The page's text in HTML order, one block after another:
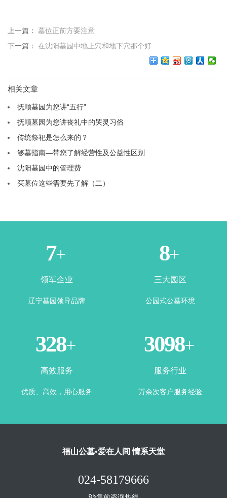
上一篇： 墓位正前方要注意
下一篇： 在沈阳墓园中地上穴和地下穴那个好
相关文章
抚顺墓园为您讲“五行”
抚顺墓园为您讲丧礼中的哭灵习俗
传统祭祀是怎么来的？
够墓指南—带您了解经营性及公益性区别
沈阳墓园中的管理费
买墓位这些需要先了解（二）
2+
领军企业
辽宁墓园领导品牌
4+
三大园区
公园式公墓环境
360+
高效服务
优质、高效，用心服务
3443+
服务行业
万余次客户服务经验
福山公墓•爱在人间 情系天堂
024-58179666